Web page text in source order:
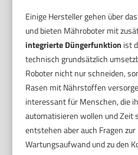
Einige Hersteller gehen über
und bieten Mähroboter mit
integrierte Düngerfunktion ist
technisch grundsätzlich
Roboter nicht nur schneiden,
Rasen mit Nährstoffen
interessant für Menschen, die
automatisieren wollen und Zeit
entstehen aber auch Fragen
Wartungsaufwand und zu den